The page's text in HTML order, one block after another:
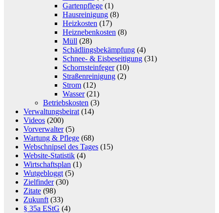
Gartenpflege (1)
Hausreinigung (8)
Heizkosten (17)
Heiznebenkosten (8)
Müll (28)
Schädlingsbekämpfung (4)
Schnee- & Eisbeseitigung (31)
Schornsteinfeger(10)
Straßenreinigung (2)
Strom (12)
Wasser(21)
Betriebskosten (3)
Verwaltungsbeirat (14)
Videos (200)
Vorverwalter(5)
Wartung & Pflege (68)
Webschnipsel des Tages (15)
Website-Statistik (4)
Wirtschaftsplan (1)
Wutgebloggt (5)
Zielfinder(30)
Zitate (98)
Zukunft (33)
§ 35a EStG (4)